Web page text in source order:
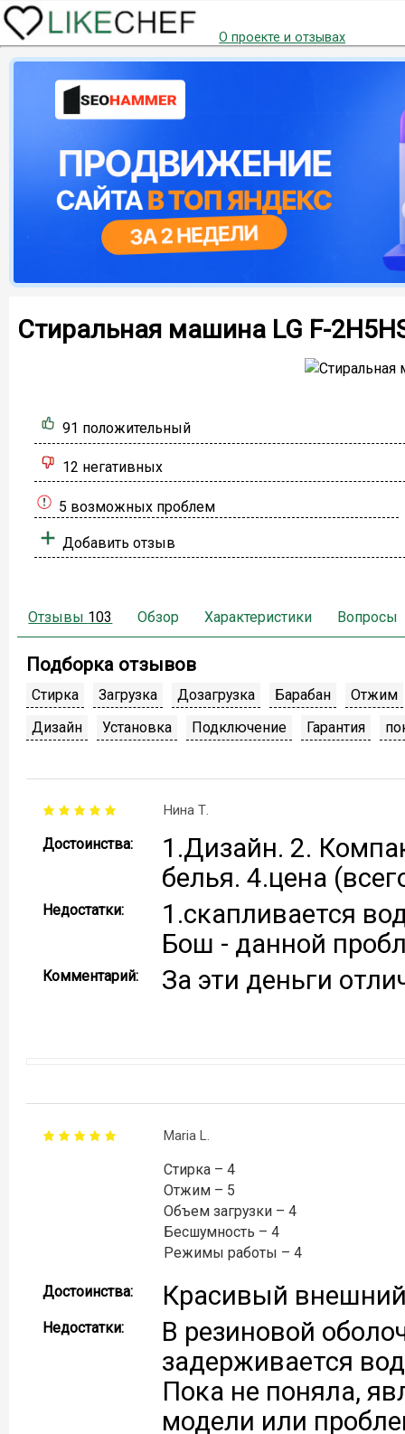
О проекте и отзывах
Стиральная машина LG F-
91 положительный
12 негативных
5 возможных проблем
Добавить отзыв
Отзывы 103 Обзор Характеристики Вопросы
Подборка отзывов
Стирка Загрузка Дозагрузка Барабан
Отжим
Дизайн
Установка Подключение Гарантия
Нина Т.
Достоинства:
1.Дизайн. 2.
белья. 4.цена
Недостатки:
1.скапливается
Бош - данной
Комментарий: За эти деньги
Maria L.
Стирка – 4
Отжим – 5
Объем загрузки – 4
Бесшумность – 4
Режимы работы – 4
Достоинства: Красивый
Недостатки:
В резиновой
задерживается
Пока не поняла,
модели или